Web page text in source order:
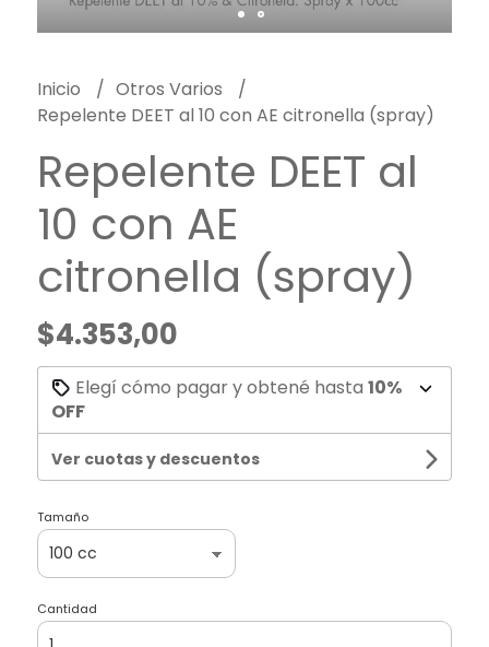
Inicio
Otros Varios
Repelente DEET al 10 con AE citronella (spray)
Repelente DEET al
10 con AE
citronella (spray)
$4.353,00
Elegí cómo pagar y obtené hasta 10%
OFF
Ver cuotas y descuentos
Tamaño
Cantidad